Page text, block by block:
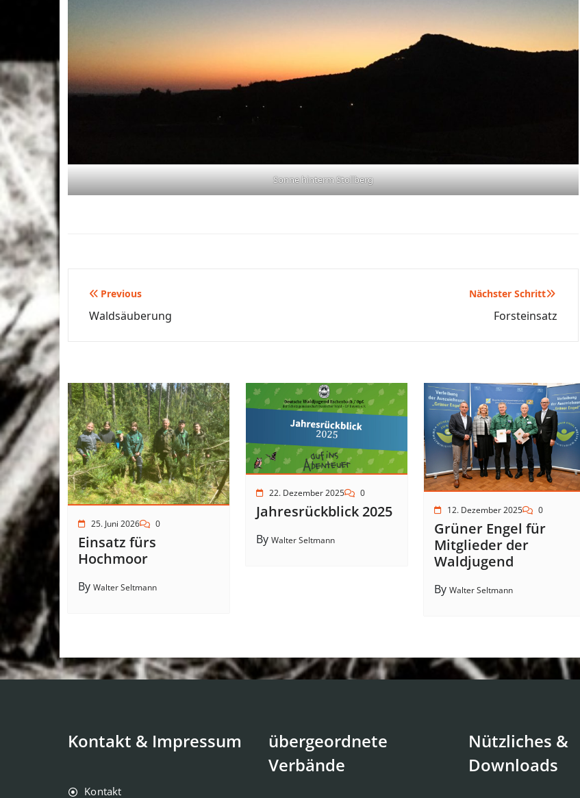
Sonne hinterm Stollberg
Beitragsnavigation
Previous
Waldsäuberung
Nächster Schritt
Forsteinsatz
25. Juni 2026 0
Einsatz fürs
Hochmoor
By Walter Seltmann
22. Dezember 2025 0
Jahresrückblick 2025
By Walter Seltmann
12. Dezember 2025 0
Grüner Engel für
Mitglieder der
Waldjugend
By Walter Seltmann
Kontakt & Impressum
Kontakt
übergeordnete
Verbände
Nützliches &
Downloads